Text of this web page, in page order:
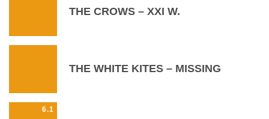
THE CROWS – XXI W.
THE WHITE KITES – MISSING
6.1